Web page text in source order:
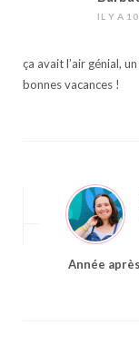
IL Y A
ça avait l’air génial,
bonnes vacances !
Année